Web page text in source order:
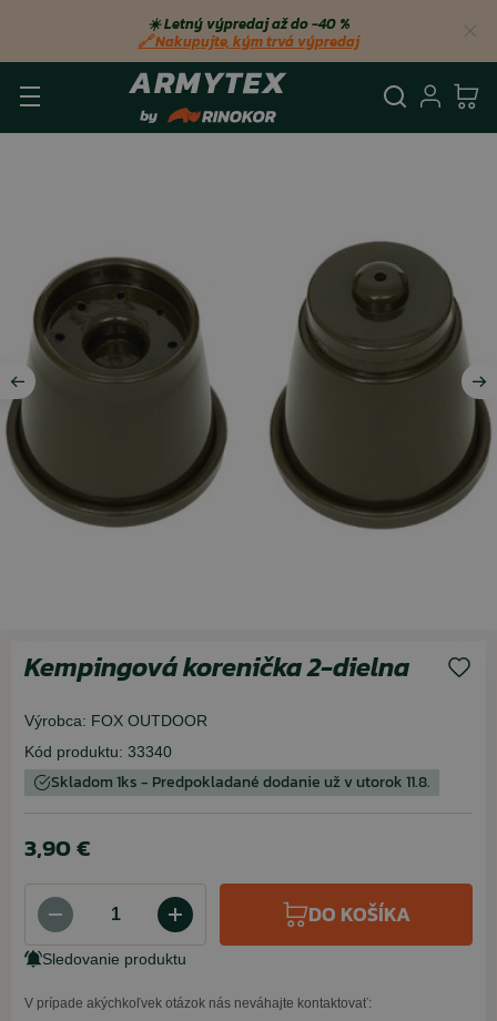
☀️ Letný výpredaj až do −40 %
🔗 Nakupujte, kým trvá výpredaj
Kempingová korenička 2-dielna
Výrobca: FOX OUTDOOR
Kód produktu: 33340
Skladom 1ks - Predpokladané dodanie už v utorok 11.8.
3,90 €
DO KOŠÍKA
Sledovanie produktu
V prípade akýchkoľvek otázok nás neváhajte kontaktovať: